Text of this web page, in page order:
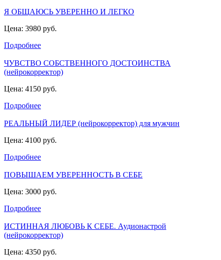
Я ОБЩАЮСЬ УВЕРЕННО И ЛЕГКО
Цена: 3980 руб.
Подробнее
ЧУВСТВО СОБСТВЕННОГО ДОСТОИНСТВА
(нейрокорректор)
Цена: 4150 руб.
Подробнее
РЕАЛЬНЫЙ ЛИДЕР (нейрокорректор) для мужчин
Цена: 4100 руб.
Подробнее
ПОВЫШАЕМ УВЕРЕННОСТЬ В СЕБЕ
Цена: 3000 руб.
Подробнее
ИСТИННАЯ ЛЮБОВЬ К СЕБЕ. Аудионастрой
(нейрокорректор)
Цена: 4350 руб.